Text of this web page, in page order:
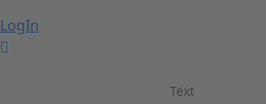
LogIn
Text